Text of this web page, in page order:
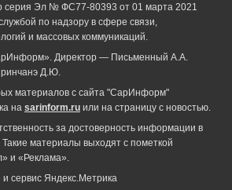
серия Эл № ФС77-80393 от 01 марта 2021
по надзору в сфере связи,
и массовых коммуникаций.
Директор — Письменный А.А.
Д.Ю.
материалов с сайта "СарИнформ"
на sarinform.ru или на страницу с новостью.
за достоверность информации в
материалы выходят с пометкой
и «Реклама».
сервиc Яндекс.Метрика